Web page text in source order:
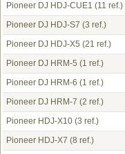
Pioneer DJ HDJ-CUE1 (11 ref.)
Pioneer DJ HDJ-S7 (3 ref.)
Pioneer DJ HDJ-X5 (21 ref.)
Pioneer DJ HRM-5 (1 ref.)
Pioneer DJ HRM-6 (1 ref.)
Pioneer DJ HRM-7 (2 ref.)
Pioneer HDJ-X10 (3 ref.)
Pioneer HDJ-X7 (8 ref.)